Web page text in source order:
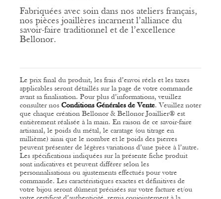
Fabriquées avec soin dans nos ateliers français,
nos pièces joaillères incarnent l’alliance du
savoir-faire traditionnel et de l’excellence
Bellonor.
Le prix final du produit, les frais d’envoi réels et les taxes
applicables seront détaillés sur la page de votre commande
avant sa finalisation. Pour plus d’informations, veuillez
consulter nos Conditions Générales de Vente.Veuillez noter
que chaque création Bellonor & Bellonor Joaillier® est
entièrement réalisée à la main. En raison de ce savoir-faire
artisanal, le poids du métal, le caratage (ou titrage en
millième) ainsi que le nombre et le poids des pierres
peuvent présenter de légères variations d’une pièce à l’autre.
Les spécifications indiquées sur la présente fiche produit
sont indicatives et peuvent différer selon les
personnalisations ou ajustements effectués pour votre
commande. Les caractéristiques exactes et définitives de
votre bijou seront dûment précisées sur votre facture et/ou